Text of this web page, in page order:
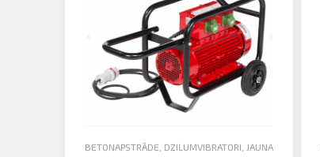
BETONAPSTRĀDE DZIĻUMVIBRATORI JAUNA TEHNIKA